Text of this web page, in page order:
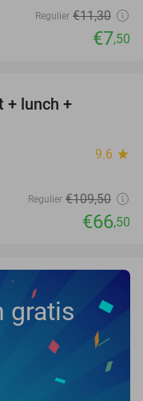
Regulier €11,30
€7,50
+ lunch +
9.6 star
Regulier €109,50
€66,50
gratis